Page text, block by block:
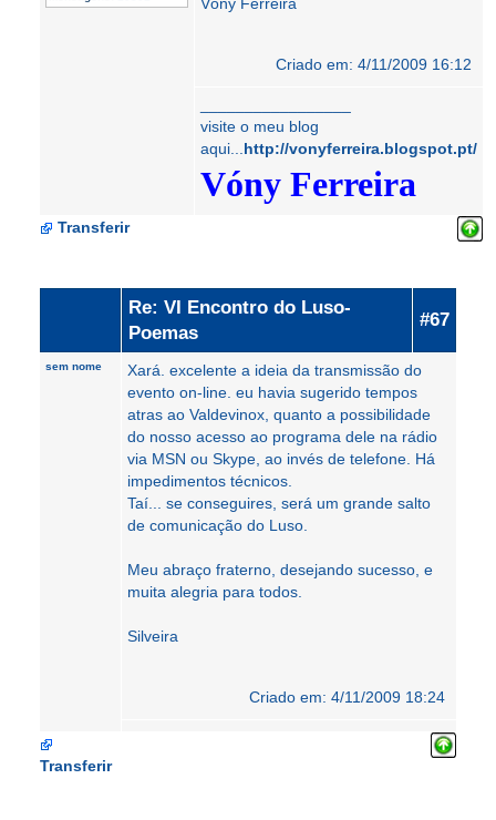
Criado em: 4/11/2009 16:12
visite o meu blog
aqui... http://vonyferreira.blogspot.pt/
Vóny Ferreira
Transferir
Re: VI Encontro do Luso-
Poemas
#67
sem nome
Xará. excelente a ideia da transmissão do
evento on-line. eu havia sugerido tempos
atras ao Valdevinox, quanto a possibilidade
do nosso acesso ao programa dele na rádio
via MSN ou Skype, ao invés de telefone. Há
impedimentos técnicos.
Taí... se conseguires, será um grande salto
de comunicação do Luso.
Meu abraço fraterno, desejando sucesso, e
muita alegria para todos.
Silveira
Criado em: 4/11/2009 18:24
Transferir